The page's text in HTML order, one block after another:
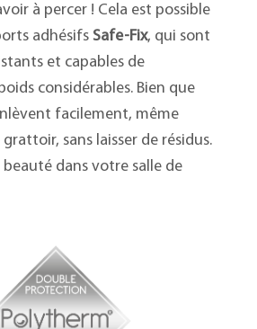
à percer ! Cela est possible
adhésifs Safe-Fix, qui sont
et capables de
considérables. Bien que
facilement, même
sans laisser de résidus.
dans votre salle de